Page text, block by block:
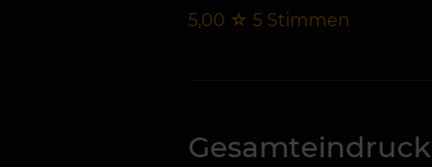
5,00 ☆ 5 Stimmen
Gesamteindruck